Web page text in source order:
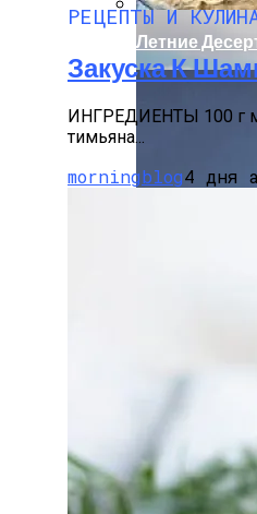
Оценка
Летние
Мода 50-Х:
РЕЦЕПТЫ И
Закуска К
ИНГРЕДИЕНТЫ 100 г
тимьяна...
morningblog4 дня